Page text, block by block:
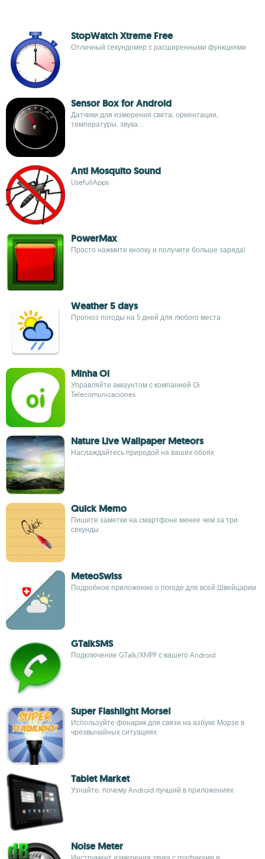
StopWatch Xtreme Free
Отличный секундомер с расширенными функциями
Sensor Box for Android
Датчики для измерения света, ориентации,
температуры, звука...
Anti Mosquito Sound
UsefullApps
PowerMax
Просто нажмите кнопку и получите больше заряда!
Weather 5 days
Прогноз погоды на 5 дней для любого места
Minha Oi
Управляйте аккаунтом с компанией Oi
Telecomunicaciones
Nature Live Wallpaper Meteors
Наслаждайтесь природой на ваших обоях
Quick Memo
Пишите заметки на смартфоне менее чем за три
секунды
MeteoSwiss
Подробное приложение о погоде для всей Швейцарии
GTalkSMS
Подключение GTalk/XMPP с вашего Android
Super Flashlight Morse!
Используйте фонарик для связи на азбуке Морзе в
чрезвычайных ситуациях
Tablet Market
Узнайте, почему Android лучший в приложениях
Noise Meter